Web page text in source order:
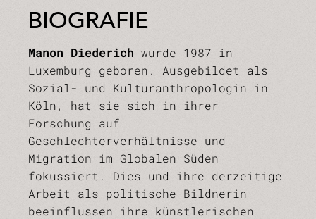
BIOGRAFIE
Manon Diederich wurde 1987 in
Luxemburg geboren. Ausgebildet als
Sozial- und Kulturanthropologin in
Köln, hat sie sich in ihrer
Forschung auf
Geschlechterverhältnisse und
Migration im Globalen Süden
fokussiert. Dies und ihre derzeitige
Arbeit als politische Bildnerin
beeinflussen ihre künstlerischen